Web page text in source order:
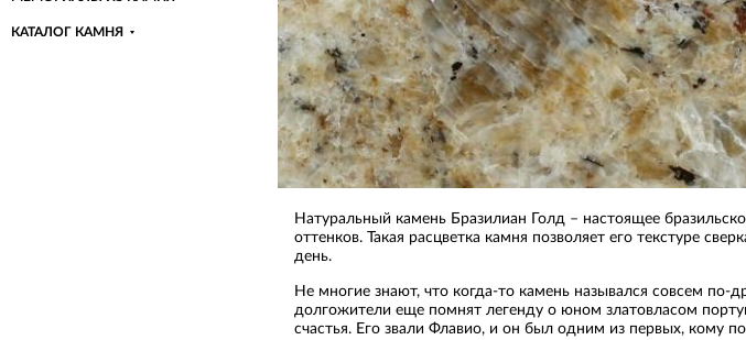
КАТАЛОГ КАМНЯ
Натуральный камень Бразилиан Голд – настоящее
оттенков. Такая расцветка камня позволяет его текстуре
день.
Не многие знают, что когда-то камень назывался совсем по-
долгожители еще помнят легенду о юном златовласом
счастья. Его звали Флавио, и он был одним из первых, кому